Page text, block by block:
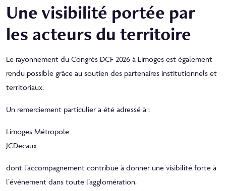
Une visibilité portée par
les acteurs du territoire
Le rayonnement du Congrès DCF 2026 à Limoges est également
rendu possible grâce au soutien des partenaires institutionnels et
territoriaux.
Un remerciement particulier a été adressé à :
Limoges Métropole
JCDecaux
dont l’accompagnement contribue à donner une visibilité forte à
l’événement dans toute l’agglomération.